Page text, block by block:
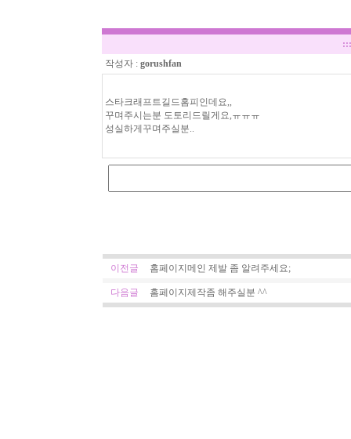
작성자 : gorushfan
스타크래프트길드홈피인데요,,
꾸며주시는분 도토리드릴게요,ㅠㅠㅠ
성실하게꾸며주실분..
이전글 홈페이지메인 제발 좀 알려주세요;
다음글 홈페이지제작좀 해주실분 ^^